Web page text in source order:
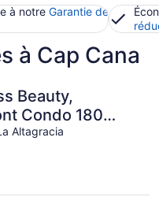
à notre Garantie de
à Cap Cana
Beauty,
Condo 180
Altagracia